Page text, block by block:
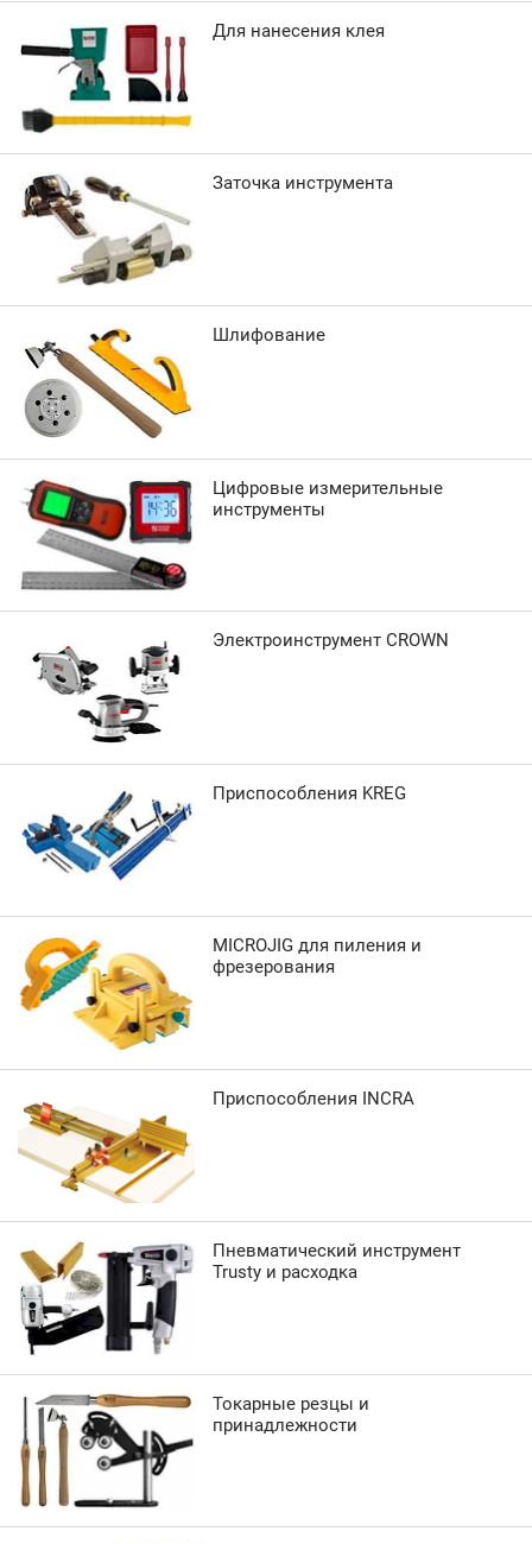
Для нанесения клея
Заточка инструмента
Шлифование
Цифровые измерительные
инструменты
Электроинструмент CROWN
Приспособления KREG
MICROJIG для пиления и
фрезерования
Приспособления INCRA
Пневматический инструмент
Trusty и расходка
Токарные резцы и
принадлежности